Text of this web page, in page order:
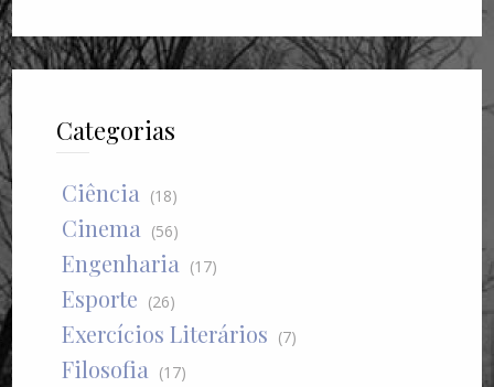
Categorias
Ciência (18)
Cinema (56)
Engenharia (17)
Esporte (26)
Exercícios Literários (7)
Filosofia (17)